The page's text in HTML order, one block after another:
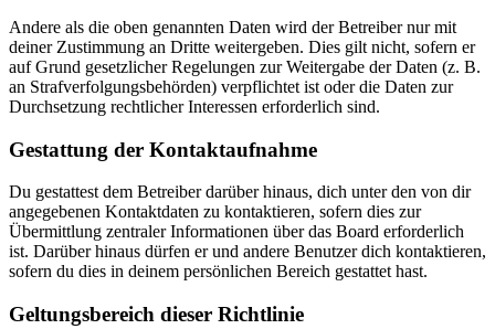
Andere als die oben genannten Daten wird der Betreiber nur mit
deiner Zustimmung an Dritte weitergeben. Dies gilt nicht, sofern er
auf Grund gesetzlicher Regelungen zur Weitergabe der Daten (z. B.
an Strafverfolgungsbehörden) verpflichtet ist oder die Daten zur
Durchsetzung rechtlicher Interessen erforderlich sind.
Gestattung der Kontaktaufnahme
Du gestattest dem Betreiber darüber hinaus, dich unter den von dir
angegebenen Kontaktdaten zu kontaktieren, sofern dies zur
Übermittlung zentraler Informationen über das Board erforderlich
ist. Darüber hinaus dürfen er und andere Benutzer dich kontaktieren,
sofern du dies in deinem persönlichen Bereich gestattet hast.
Geltungsbereich dieser Richtlinie